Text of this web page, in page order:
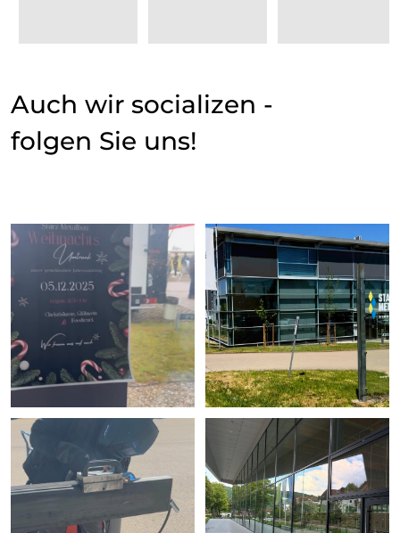
Auch wir socializen -
folgen Sie uns!